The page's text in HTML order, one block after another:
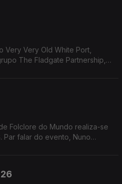
Very Very Old White Port,
The Fladgate Partnership,
Folclore do Mundo realiza-se
Par falar do evento, Nuno